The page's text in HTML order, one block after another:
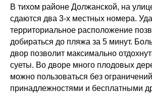
В тихом районе Должанской, на
сдаются два 3-х местных номера.
территориальное расположение
добираться до пляжа за 5 минут.
двор позволит максимально
суеты. Во дворе много плодовых
можно пользоваться без
принадлежностями и бесплатными